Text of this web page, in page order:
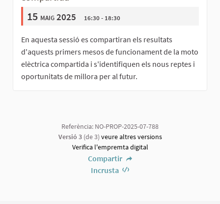
15 maig 2025 16:30 - 18:30
En aquesta sessió es compartiran els resultats
d'aquests primers mesos de funcionament de la moto
elèctrica compartida i s'identifiquen els nous reptes i
oportunitats de millora per al futur.
Referència: NO-PROP-2025-07-788
Versió 3(de 3) veure altres versions
Verifica l'empremta digital
Compartir
Incrusta